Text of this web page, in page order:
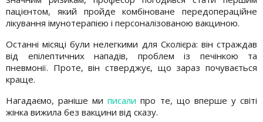
пацієнтом, який пройде комбіноване передопераційне
лікування імунотерапією і персоналізованою вакциною.
Останні місяці були нелегкими для Сколієра: він страждав
від епілептичних нападів, проблем із печінкою та
пневмонії. Проте, він стверджує, що зараз почувається
краще.
Нагадаємо, раніше миписали про те, що вперше у світі
жінка вижила без вакцини від сказу.